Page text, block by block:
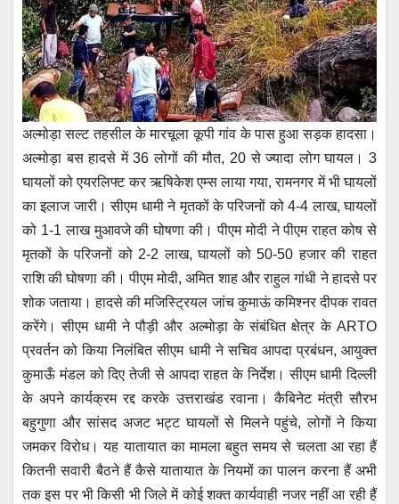
अल्मोड़ा सल्ट तहसील के मारचूला कूपी गांव के पास हुआ सड़क हादसा।
अल्मोड़ा बस हादसे में 36 लोगों की मौत, 20 से ज्यादा लोग घायल। 3
घायलों को एयरलिफ्ट कर ऋषिकेश एम्स लाया गया, रामनगर में भी घायलों
का इलाज जारी। सीएम धामी ने मृतकों के परिजनों को 4-4 लाख, घायलों
को 1-1 लाख मुआवजे की घोषणा की। पीएम मोदी ने पीएम राहत कोष से
मृतकों के परिजनों को 2-2 लाख, घायलों को 50-50 हजार की राहत
राशि की घोषणा की। पीएम मोदी, अमित शाह और राहुल गांधी ने हादसे पर
शोक जताया। हादसे की मजिस्ट्रियल जांच कुमाऊं कमिश्नर दीपक रावत
करेंगे। सीएम धामी ने पौड़ी और अल्मोड़ा के संबंधित क्षेत्र के ARTO
प्रवर्तन को किया निलंबित सीएम धामी ने सचिव आपदा प्रबंधन, आयुक्त
कुमाऊँ मंडल को दिए तेजी से आपदा राहत के निर्देश। सीएम धामी दिल्ली
के अपने कार्यक्रम रद्द करके उत्तराखंड रवाना। कैबिनेट मंत्री सौरभ
बहुगुणा और सांसद अजट भट्ट घायलों से मिलने पहुंचे, लोगों ने किया
जमकर विरोध। यह यातायात का मामला बहुत समय से चलता आ रहा हैं
कितनी सवारी बैठने हैं कैसे यातायात के नियमों का पालन करना हैं अभी
तक इस पर भी किसी भी जिले में कोई शक्त कार्यवाही नजर नहीं आ रही हैं